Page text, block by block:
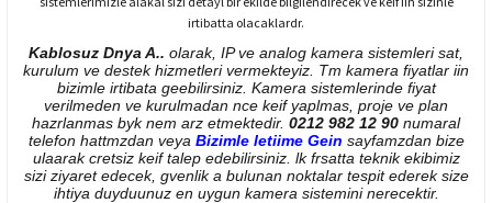
irtibatta olacaklardr.
Kablosuz Dnya A.. olarak, IP ve analog kamera sistemleri sat,
kurulum ve destek hizmetleri vermekteyiz. Tm kamera fiyatlar iin
bizimle irtibata geebilirsiniz. Kamera sistemlerinde fiyat
verilmeden ve kurulmadan nce keif yaplmas, proje ve plan
hazrlanmas byk nem arz etmektedir. 0212 982 12 90 numaral
telefon hattmzdan veya Bizimle letiime Gein sayfamzdan bize
ulaarak cretsiz keif talep edebilirsiniz. lk frsatta teknik ekibimiz
sizi ziyaret edecek, gvenlik a bulunan noktalar tespit ederek size
ihtiya duyduunuz en uygun kamera sistemini nerecektir.